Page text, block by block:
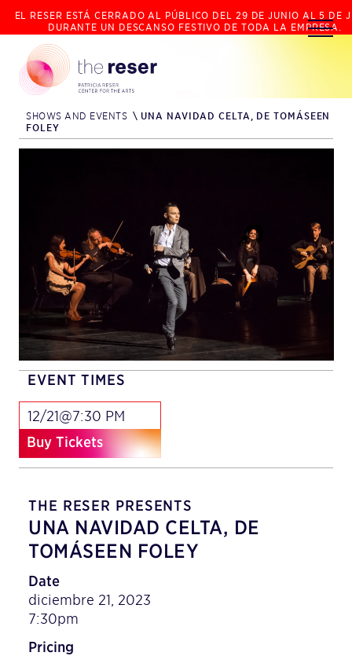
EL RESER ESTÁ CERRADO AL PÚBLICO DEL 29 DE JUNIO AL 5 DE
DURANTE UN DESCANSO FESTIVO DE TODA LA EMPRESA.
SHOWS AND EVENTS \ UNA NAVIDAD CELTA, DE TOMÁSEEN
FOLEY
EVENT TIMES
12/21@7:30 PM
Buy Tickets
THE RESER PRESENTS
UNA NAVIDAD CELTA, DE
TOMÁSEEN FOLEY
Date
diciembre 21, 2023
7:30pm
Pricing